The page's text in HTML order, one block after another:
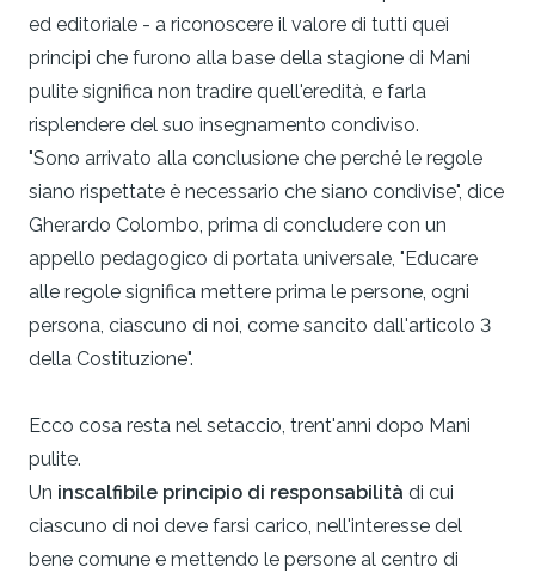
ed editoriale - a riconoscere il valore di tutti quei
principi che furono alla base della stagione di Mani
pulite significa non tradire quell'eredità, e farla
risplendere del suo insegnamento condiviso.
"Sono arrivato alla conclusione che perché le regole
siano rispettate è necessario che siano condivise", dice
Gherardo Colombo, prima di concludere con un
appello pedagogico di portata universale, "Educare
alle regole significa mettere prima le persone, ogni
persona, ciascuno di noi, come sancito dall'articolo 3
della Costituzione".
Ecco cosa resta nel setaccio, trent'anni dopo Mani
pulite.
Un inscalfibile principio di responsabilità di cui
ciascuno di noi deve farsi carico, nell'interesse del
bene comune e mettendo le persone al centro di